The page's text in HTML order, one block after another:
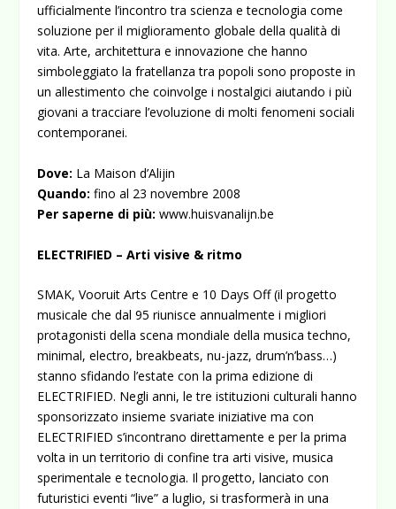
ufficialmente l’incontro tra scienza e tecnologia come
soluzione per il miglioramento globale della qualità di
vita. Arte, architettura e innovazione che hanno
simboleggiato la fratellanza tra popoli sono proposte in
un allestimento che coinvolge i nostalgici aiutando i più
giovani a tracciare l’evoluzione di molti fenomeni sociali
contemporanei.
Dove: La Maison d’Alijin
Quando: fino al 23 novembre 2008
Per saperne di più: www.huisvanalijn.be
ELECTRIFIED – Arti visive & ritmo
SMAK, Vooruit Arts Centre e 10 Days Off (il progetto
musicale che dal 95 riunisce annualmente i migliori
protagonisti della scena mondiale della musica techno,
minimal, electro, breakbeats, nu-jazz, drum’n’bass…)
stanno sfidando l’estate con la prima edizione di
ELECTRIFIED. Negli anni, le tre istituzioni culturali hanno
sponsorizzato insieme svariate iniziative ma con
ELECTRIFIED s’incontrano direttamente e per la prima
volta in un territorio di confine tra arti visive, musica
sperimentale e tecnologia. Il progetto, lanciato con
futuristici eventi “live” a luglio, si trasformerà in una